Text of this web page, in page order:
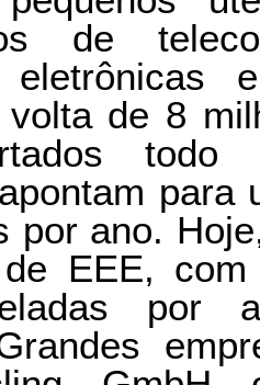
de
de 8
por ano.
EEE,
por